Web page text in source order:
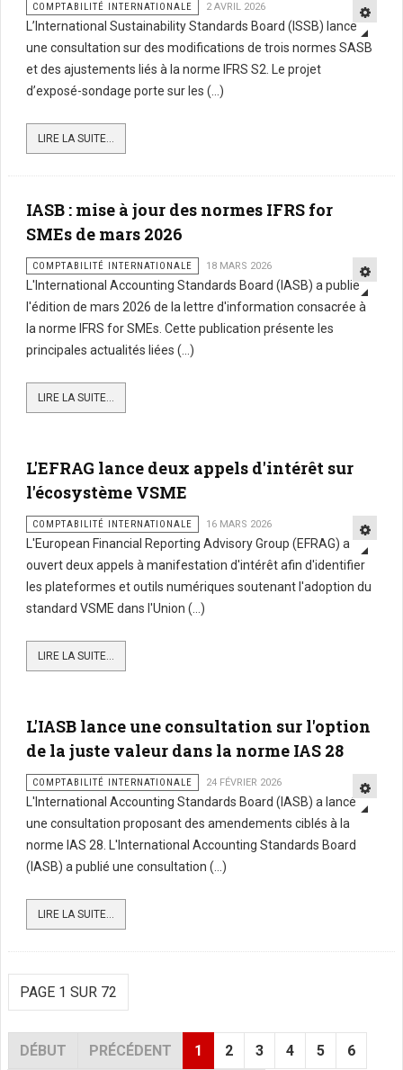
COMPTABILITÉ INTERNATIONALE 2 AVRIL 2026
L’International Sustainability Standards Board (ISSB) lance
une consultation sur des modifications de trois normes SASB
et des ajustements liés à la norme IFRS S2. Le projet
d’exposé-sondage porte sur les (...)
LIRE LA SUITE...
IASB : mise à jour des normes IFRS for
SMEs de mars 2026
COMPTABILITÉ INTERNATIONALE 18 MARS 2026
L'International Accounting Standards Board (IASB) a publié
l'édition de mars 2026 de la lettre d'information consacrée à
la norme IFRS for SMEs. Cette publication présente les
principales actualités liées (...)
LIRE LA SUITE...
L'EFRAG lance deux appels d'intérêt sur
l'écosystème VSME
COMPTABILITÉ INTERNATIONALE 16 MARS 2026
L'European Financial Reporting Advisory Group (EFRAG) a
ouvert deux appels à manifestation d'intérêt afin d'identifier
les plateformes et outils numériques soutenant l'adoption du
standard VSME dans l'Union (...)
LIRE LA SUITE...
L'IASB lance une consultation sur l'option
de la juste valeur dans la norme IAS 28
COMPTABILITÉ INTERNATIONALE 24 FÉVRIER 2026
L'International Accounting Standards Board (IASB) a lancé
une consultation proposant des amendements ciblés à la
norme IAS 28. L'International Accounting Standards Board
(IASB) a publié une consultation (...)
LIRE LA SUITE...
PAGE 1 SUR 72
DÉBUT PRÉCÉDENT 1 2 3 4 5 6